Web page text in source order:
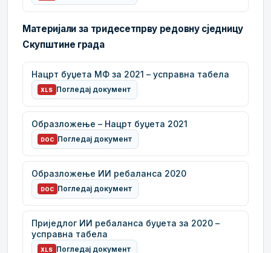
Материјали за тридесетпрву редовну сједницу
Скупштине града
Нацрт буџета МФ за 2021 – усправна табела
XLS Погледај документ
Образложење – Нацрт буџета 2021
DOC Погледај документ
Образложење ИИ ребаланса 2020
DOC Погледај документ
Приједлог ИИ ребаланса буџета за 2020 –
усправна табела
XLS Погледај документ